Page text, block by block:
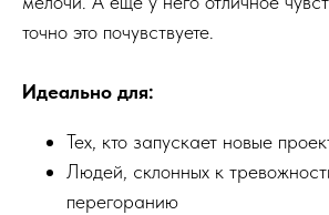
точно это почувствуете.
Идеально для:
Тех, кто запускает новые
Людей, склонных к
перегоранию